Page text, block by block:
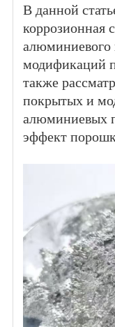
В данной
коррозионная
алюминиевого
модификаций
также
покрытых и
алюминиевых
эффект